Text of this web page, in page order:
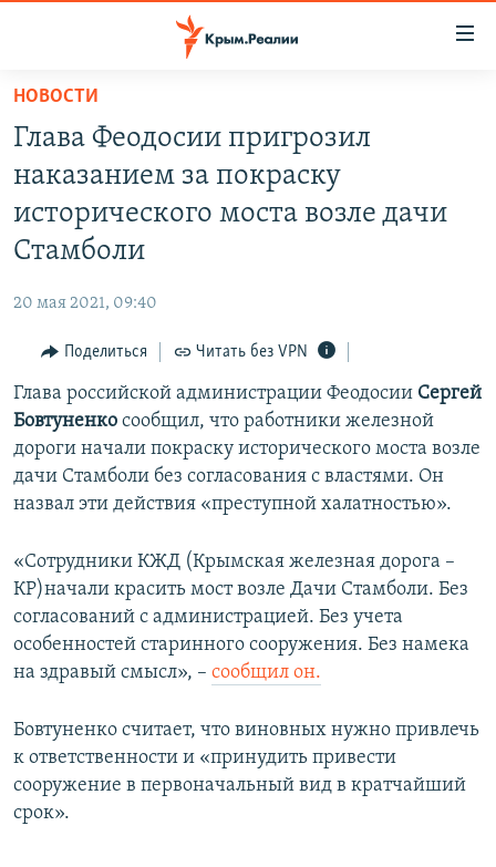
Вернуться
основному
содержанию
главной
Вернутся
поиску
СПЕЦПРОЕКТЫ
КАРТА ВОЕННЫХ ОБЪЕКТОВ КРЫМА
ИСТОРИЯ
ИНФОГРАФИКА
ТЕЛЕПРОЕКТ КРЫМ.РЕАЛИИ
СОВЕТЫ ПРАВОЗАЩИТНИКОВ
ПРОПАВШИЕ БЕЗ ВЕСТИ
ПОБЕДИТЕЛЕЙ НЕ СУДЯТ?
КРЫМ.НЕПОКОРЕННЫЙ
ELIFBE
УКРАИНСКАЯ ПРОБЛЕМА КРЫМА
РАДІО СВОБОДА
КАК ОБОЙТИ БЛОКИРОВКУ
Українською
Qırımtatar
ПРИСОЕДИНЯЙТЕСЬ!
Все сайты RFE/RL
НОВОСТИ
Глава Феодосии пригрозил
наказанием за покраску
исторического моста возле дачи
Стамболи
20 мая 2021, 09:40
Поделиться Читать без VPN
Глава российской администрации Феодосии Сергей
Бовтуненко сообщил, что работники железной
дороги начали покраску исторического моста возле
дачи Стамболи без согласования с властями. Он
назвал эти действия «преступной халатностью».
«Сотрудники КЖД (Крымская железная дорога –
КР)начали красить мост возле Дачи Стамболи. Без
согласований с администрацией. Без учета
особенностей старинного сооружения. Без намека
на здравый смысл», – сообщил он.
Бовтуненко считает, что виновных нужно привлечь
к ответственности и «принудить привести
сооружение в первоначальный вид в кратчайший
срок».